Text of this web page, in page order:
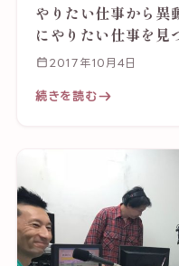
やりたい仕事から
にやりたい仕事を見
2017年10月4日
続きを読む